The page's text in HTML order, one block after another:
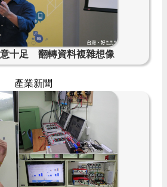
意十足 翻轉資料複雜想像
產業新聞